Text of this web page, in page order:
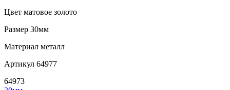
Цвет матовое золото
Размер 30мм
Материал металл
Артикул 64977
64973